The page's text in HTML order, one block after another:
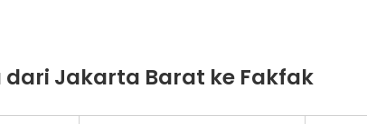
Jakarta Barat ke Fakfak